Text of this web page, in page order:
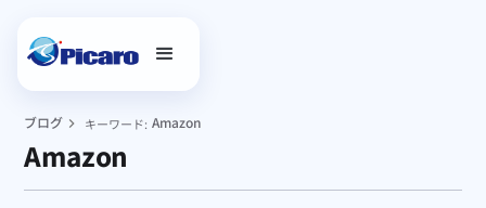
ブログ キーワード: Amazon
Amazon